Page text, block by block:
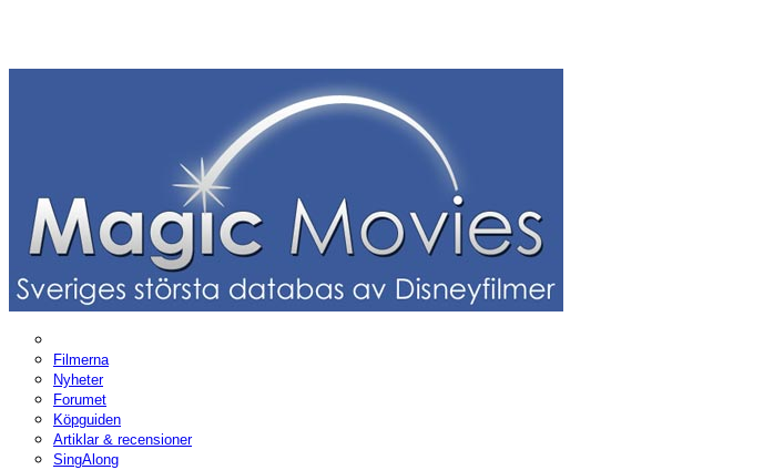
Filmerna
Nyheter
Forumet
Köpguiden
Artiklar & recensioner
SingAlong